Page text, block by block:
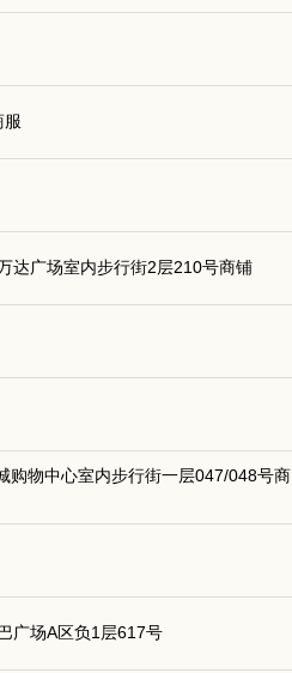
服
达广场室内步行街2层210号商铺
购物中心室内步行街一层047/048号商
广场A区负1层617号